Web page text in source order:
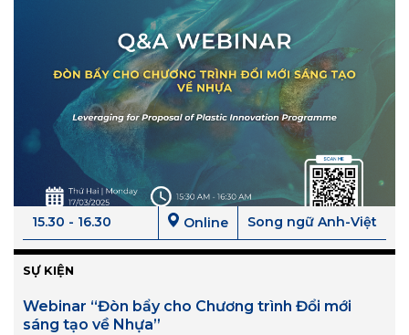
15.30 - 16.30 Online Song ngữ Anh-Việt
SỰ KIỆN
Webinar “Đòn bẩy cho Chương trình Đổi mới
sáng tạo về Nhựa”